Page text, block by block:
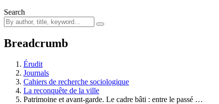
Search
Breadcrumb
Érudit
Journals
Cahiers de recherche sociologique
La reconquête de la ville
Patrimoine et avant-garde. Le cadre bâti : entre le passé …